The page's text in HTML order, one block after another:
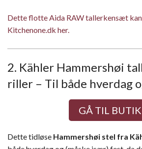
Dette flotte Aida RAW tallerkensæt
Kitchenone.dk her.
2. Kähler Hammershøi
riller – Til både hverdag
GÅ TIL BUTIK
Dette tidløse Hammershøi stel fra